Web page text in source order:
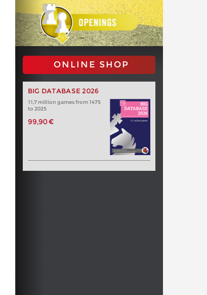
ONLINE SHOP
BIG DATABASE 2026
11,7 million games from 1475
to 2025
99,90 €